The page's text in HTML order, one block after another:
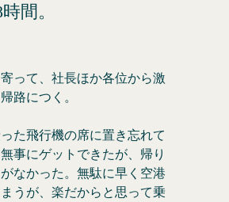
間。
って、社長ほか各位から激
路につく。
た飛行機の席に置き忘れて
事にゲットできたが、帰り
なかった。無駄に早く空港
うが、楽だからと思って乗